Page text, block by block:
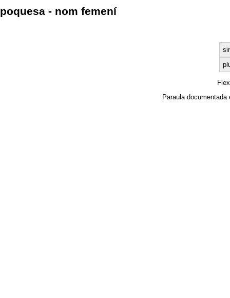
poquesa - nom femení
Paraula